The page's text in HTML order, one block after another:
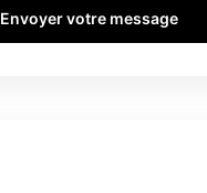
Envoyer votre message